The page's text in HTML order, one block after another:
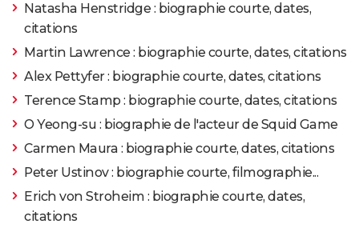
2008 Benjamin Gates et le livre des secrets
2008 Star TrekRôle: le capitaine Pike
2007 I'm not there Rôle: Keenan Jones / Garrett
Antartica, prisonniers du froid
2006 Déjà vuRôle: Jack McCready
2006 Rex chien pompier
Natasha Henstridge : biographie courte, dates,
citations
Martin Lawrence : biographie courte, dates, citations
Alex Pettyfer : biographie courte, dates, citations
Terence Stamp : biographie courte, dates, citations
O Yeong-su : biographie de l'acteur de Squid Game
Carmen Maura : biographie courte, dates, citations
Peter Ustinov : biographie courte, filmographie...
Erich von Stroheim : biographie courte, dates,
citations